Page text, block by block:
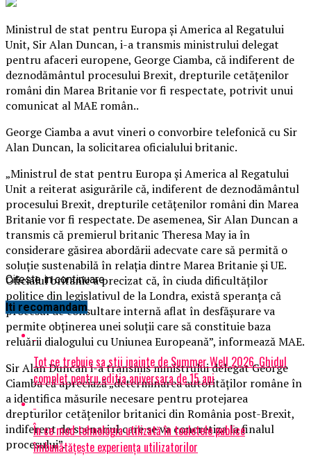
Ministrul de stat pentru Europa şi America al Regatului
Unit, Sir Alan Duncan, i-a transmis ministrului delegat
pentru afaceri europene, George Ciamba, că indiferent de
deznodământul procesului Brexit, drepturile cetăţenilor
români din Marea Britanie vor fi respectate, potrivit unui
comunicat al MAE român..
George Ciamba a avut vineri o convorbire telefonică cu Sir
Alan Duncan, la solicitarea oficialului britanic.
„Ministrul de stat pentru Europa şi America al Regatului
Unit a reiterat asigurările că, indiferent de deznodământul
procesului Brexit, drepturile cetăţenilor români din Marea
Britanie vor fi respectate.De asemenea, Sir Alan Duncan a
transmis că premierul britanic Theresa May ia în
considerare găsirea abordării adecvate care să permită o
soluţie sustenabilă în relaţia dintre Marea Britanie şi UE.
Oficialul britanic a precizat că, în ciuda dificultăţilor
politice din legislativul de la Londra, există speranţa că
procesul de consultare internă aflat în desfăşurare va
permite obţinerea unei soluţii care să constituie baza
reluării dialogului cu Uniunea Europeană”, informează MAE.
Sir Alan Duncan i-a transmis ministrului delegat George
Ciamba că apreciază „determinarea autorităţilor române în
a identifica măsurile necesare pentru protejarea
drepturilor cetăţenilor britanici din România post-Brexit,
indiferent de scenariul care se va concretiza la finalul
procesului”.
Citeste in continuare
Iti recomandam
Tot ce trebuie sa stii inainte de Summer Well 2026. Ghidul
complet pentru editia aniversara de 15 ani
În ce mod tehnologia utilizată în toaletele publice
îmbunătățește experiența utilizatorilor